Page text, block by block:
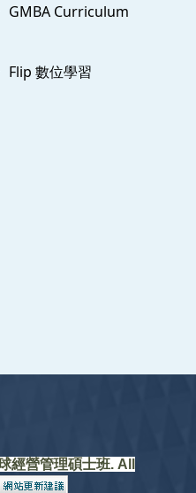
GMBA Curriculum
Flip 數位學習
管理碩士班. All